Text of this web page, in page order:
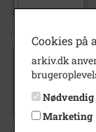
Cookies på
arkiv.dk
Nødvendig
Marketing